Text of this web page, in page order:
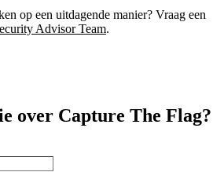
op een uitdagende manier? Vraag een
Advisor Team.
over Capture The Flag?